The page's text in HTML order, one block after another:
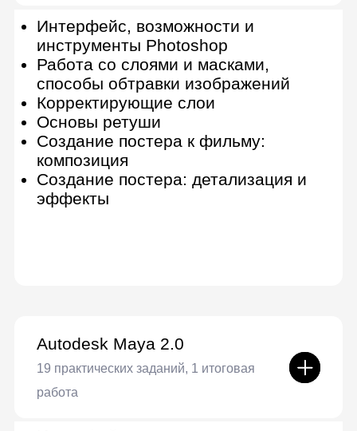
Substance painter
Материалы в Substance Painter
Начало работы. Пробы, тесты
Композиция
Материаловедение